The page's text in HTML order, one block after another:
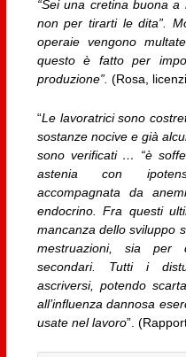
“Sei una cretina buona
non per tirarti le dita”.
operaie vengono
questo è fatto per
produzione”. (Rosa,
“Le lavoratrici sono
sostanze nocive e già
sono verificati … “è
astenia con
accompagnata da
endocrino. Fra questi
mancanza dello sviluppo
mestruazioni, sia per
secondari. Tutti i
ascriversi, potendo
all’influenza dannosa
usate nel lavoro”.